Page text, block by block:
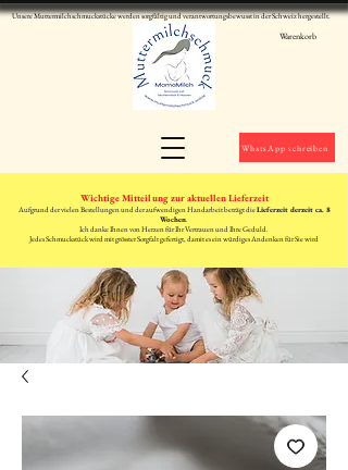
Unsere Muttermilchschmuckstücke werden sorgfältig und verantwortungsbewusst in der Schweiz hergestellt.
Warenkorb
WhatsApp schreiben
Wichtige Mitteilung zur aktuellen Lieferzeit
Aufgrund der vielen Bestellungen und der aufwendigen Handarbeit beträgt dieLieferzeit derzeit ca. 8
Wochen.
Ich danke Ihnen von Herzen für Ihr Vertrauen und Ihre Geduld.
Jedes Schmuckstück wird mit grösster Sorgfalt gefertigt, damit es ein würdiges Andenken für Sie wird